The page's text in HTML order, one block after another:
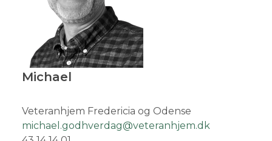
Michael
Veteranhjem Fredericia og Odense
michael.godhverdag@veteranhjem.dk